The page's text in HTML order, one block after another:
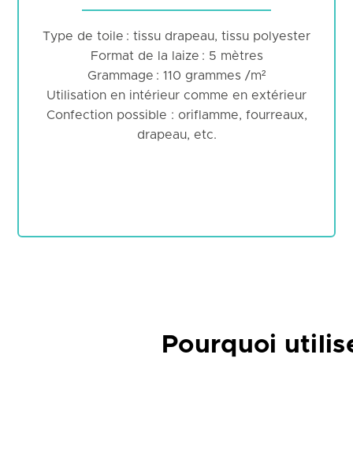
Type de toile : tissu drapeau, tissu polyester
Format de la laize : 5 mètres
Grammage : 110 grammes /m²
Utilisation en intérieur comme en extérieur
Confection possible : oriflamme, fourreaux,
drapeau, etc.
Pourquoi